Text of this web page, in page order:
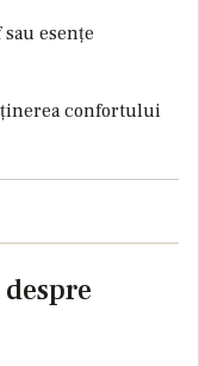
esențe
confortului